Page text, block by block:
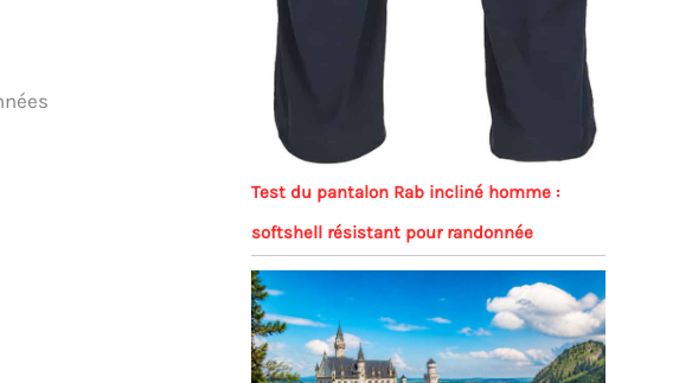
Test du pantalon Rab incliné homme :
softshell résistant pour randonnée